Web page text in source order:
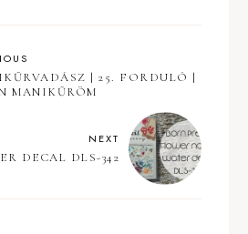
| 25. FORDULÓ |
MANIKŰRÖM
NEXT
DECAL DLS-342